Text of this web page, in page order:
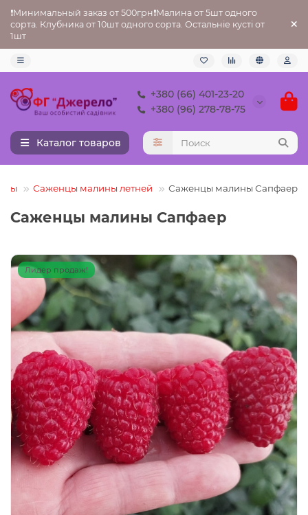
❗Минимальный заказ от 500грн❗Малина от 5шт одного
сорта. Клубника от 10шт одного сорта. Остальніе кусті от
1шт
+380 (66) 401-23-20
+380 (96) 278-78-75
Каталог товаров
Саженцы малины летней Саженцы малины Сапфаер
Саженцы малины Сапфаер
Лидер продаж!